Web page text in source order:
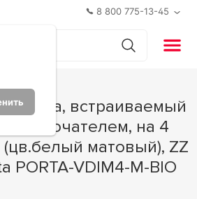
8 800 775-13-45
на 4
(цв.белый матовый), ZZ
PORTA-VDIM4-M-BIO